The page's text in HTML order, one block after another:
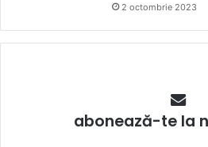
2 octombrie 2023
abonează-te la